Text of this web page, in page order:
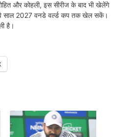
और कोहली, इस सीरीज के बाद भी खेलेंगे
साल 2027 वनडे वर्ल्ड कप तक खेल सकें।
है।